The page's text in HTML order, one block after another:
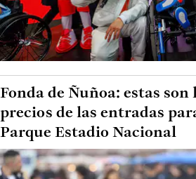
Fonda de Ñuñoa: estas son
precios de las entradas
Parque Estadio Nacional